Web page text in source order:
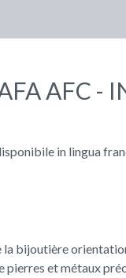
AFC -
in lingua
bijoutière
et métaux